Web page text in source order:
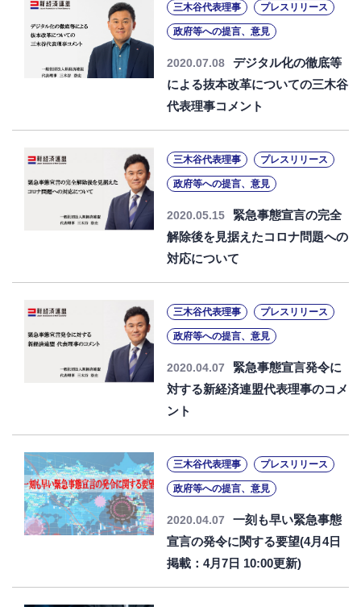
三木谷代表理事 プレスリリース
政府等への提言、意見
2020.07.08
デジタル化の徹底等
による抜本改革についての三木谷
代表理事コメント
三木谷代表理事 プレスリリース
政府等への提言、意見
2020.05.15
緊急事態宣言の完全
解除後を見据えたコロナ問題への
対応について
三木谷代表理事 プレスリリース
政府等への提言、意見
2020.04.07
緊急事態宣言発令に
対する新経済連盟代表理事のコメ
ント
三木谷代表理事 プレスリリース
政府等への提言、意見
2020.04.07
一刻も早い緊急事態
宣言の発令に関する要望(4月4日
掲載：4月7日 10:00更新)